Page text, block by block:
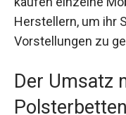
Herstellern, um ihr
Vorstellungen zu
Der Umsatz